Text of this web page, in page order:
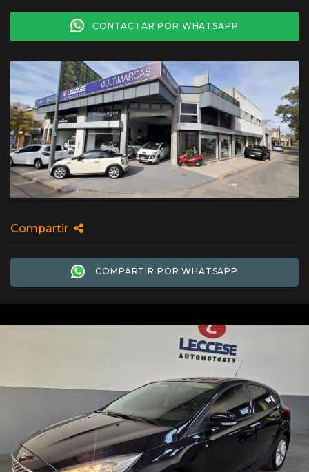
CONTACTAR POR WHATSAPP
Compartir
COMPARTIR POR WHATSAPP